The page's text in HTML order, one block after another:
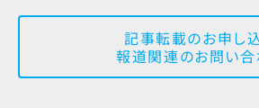
記事転載のお申し
報道関連のお問い合